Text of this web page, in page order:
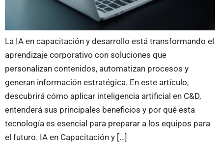
La IA en capacitación y desarrollo está transformando el
aprendizaje corporativo con soluciones que
personalizan contenidos, automatizan procesos y
generan información estratégica. En este artículo,
descubrirá cómo aplicar inteligencia artificial en C&D,
entenderá sus principales beneficios y por qué esta
tecnología es esencial para preparar a los equipos para
el futuro. IA en Capacitación y […]